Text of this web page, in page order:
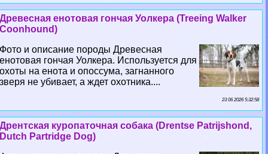
Древесная енотовая гончая Уолкера (Treeing Walker
Coonhound)
Фото и описание породы Древесная
енотовая гончая Уолкера. Используется для
охоты на енота и опоссума, загнанного
зверя не убивает, а ждет охотника....
23 06 2026 5:32:58
Дрентская куропаточная собака (Drentse Patrijshond,
Dutch Partridge Dog)